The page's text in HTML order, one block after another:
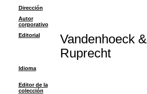
Dirección
Autor
corporativo
Editorial
Vandenhoeck &
Ruprecht
Idioma
Editor de la
colección